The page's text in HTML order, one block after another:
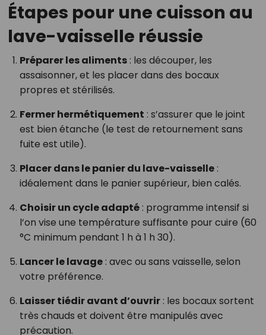
Étapes pour une cuisson au
lave-vaisselle réussie
Préparer les aliments: les découper, les
assaisonner, et les placer dans des bocaux
propres et stérilisés.
Fermer hermétiquement : s’assurer que le joint
est bien étanche (le test de retournement sans
fuite est utile).
Placer dans le panier du lave-vaisselle:
idéalement dans le panier supérieur, bien calés.
Choisir un cycle adapté: programme intensif si
l’on vise une température suffisante pour cuire (60
°C minimum pendant 1 h à 1 h 30).
Lancer le lavage: avec ou sans vaisselle, selon
votre préférence.
Laisser tiédir avant d’ouvrir: les bocaux sortent
très chauds et doivent être manipulés avec
précaution.